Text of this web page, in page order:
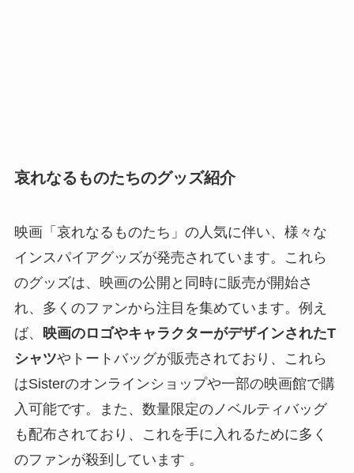
哀れなるものたちのグッズ紹介
映画「哀れなるものたち」の人気に伴い、様々な
インスパイアグッズが発売されています。これら
のグッズは、映画の公開と同時に販売が開始さ
れ、多くのファンから注目を集めています。例え
ば、
映画のロゴやキャラクターがデザインされたT
シャツやトートバッグが販売されており、これら
はSisterのオンラインショップや一部の映画館で購
入可能です。また、数量限定のノベルティバッグ
も配布されており、これを手に入れるために多く
のファンが殺到しています 。